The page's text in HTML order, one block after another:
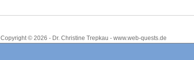
Copyright © 2026 - Dr. Christine Trepkau - www.web-quests.de